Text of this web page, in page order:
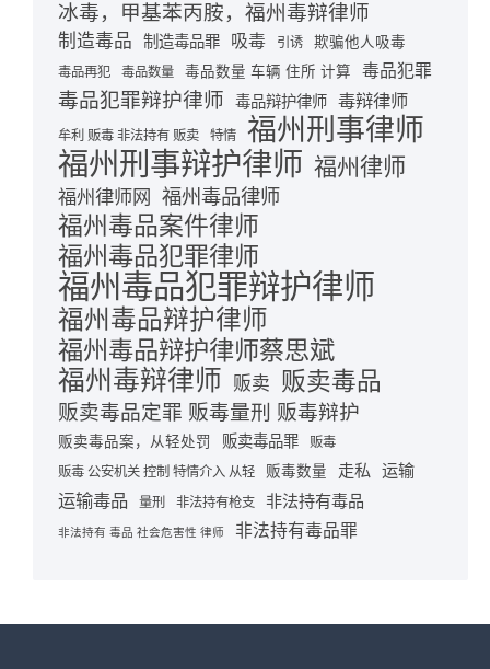
冰毒，甲基苯丙胺，福州毒辩律师
制造毒品 制造毒品罪 吸毒 引诱 欺骗他人吸毒
毒品再犯 毒品数量 毒品数量 车辆 住所 计算 毒品犯罪
毒品犯罪辩护律师 毒品辩护律师 毒辩律师
牟利 贩毒 非法持有 贩卖 特情 福州刑事律师
福州刑事辩护律师 福州律师
福州律师网 福州毒品律师
福州毒品案件律师
福州毒品犯罪律师
福州毒品犯罪辩护律师
福州毒品辩护律师
福州毒品辩护律师蔡思斌
福州毒辩律师 贩卖 贩卖毒品
贩卖毒品定罪 贩毒量刑 贩毒辩护
贩卖毒品案，从轻处罚 贩卖毒品罪
贩毒
贩毒 公安机关 控制 特情介入 从轻
贩毒数量 走私 运输
运输毒品 量刑 非法持有枪支 非法持有毒品
非法持有 毒品 社会危害性 律师 非法持有毒品罪